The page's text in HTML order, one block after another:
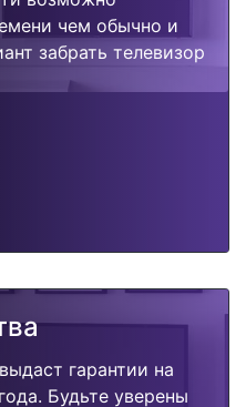
чем обычно и
забрать телевизор
гарантии на
Будьте уверены